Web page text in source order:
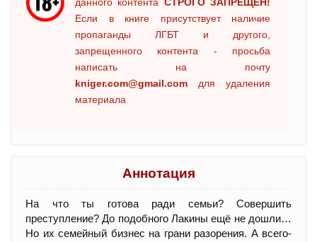
Если в книге присутствует наличие
пропаганды ЛГБТ и другого,
запрещенного контента - просьба
написать на почту
kniger.com@gmail.com для удаления
материала
Аннотация
На что ты готова ради семьи? Совершить
преступление? До подобного Лакины ещё не дошли…
Но их семейный бизнес на грани разорения. А всего-